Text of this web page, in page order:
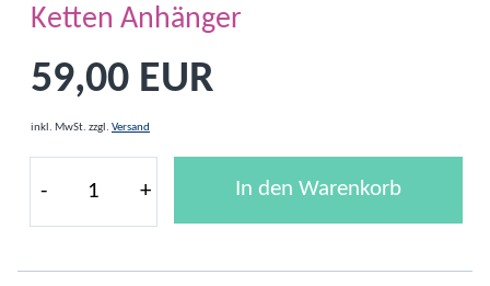
Ketten Anhänger
59,00 EUR
inkl. MwSt. zzgl. Versand
- + In den Warenkorb